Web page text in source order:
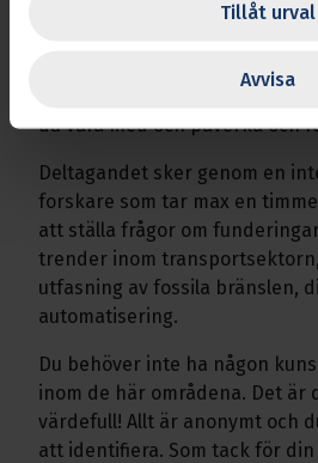
Tillåt urval
Avvisa
arbeta tillsammans. Ett urval av
mer information om att delta i
du vara med och påverka och
Deltagandet sker genom en
forskare som tar max en
att ställa frågor om
trender inom
utfasning av fossila bränslen,
automatisering.
Du behöver inte ha någon
inom de här områdena. Det är
värdefull! Allt är anonymt och
att identifiera. Som tack för